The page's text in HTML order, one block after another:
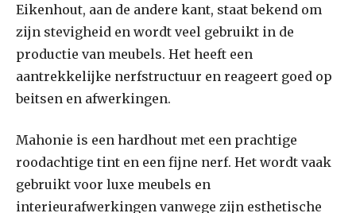
Eikenhout, aan de andere kant, staat bekend om
zijn stevigheid en wordt veel gebruikt in de
productie van meubels. Het heeft een
aantrekkelijke nerfstructuur en reageert goed op
beitsen en afwerkingen.
Mahonie is een hardhout met een prachtige
roodachtige tint en een fijne nerf. Het wordt vaak
gebruikt voor luxe meubels en
interieurafwerkingen vanwege zijn esthetische